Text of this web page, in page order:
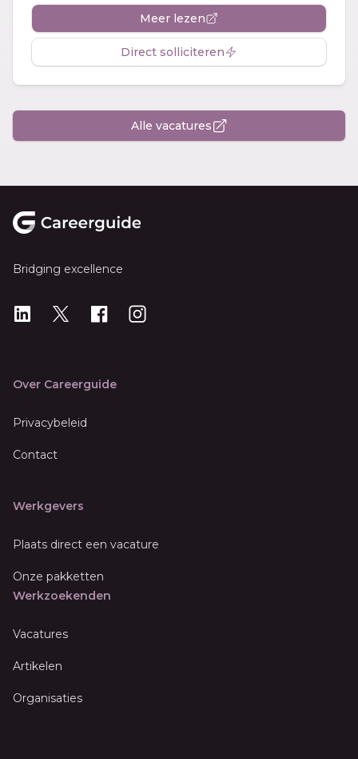
Meer lezen
Direct solliciteren
Alle vacatures
Bridging excellence
LinkedIn
X Instagram
Over Careerguide
Privacybeleid
Contact
Werkgevers
Plaats direct een vacature
Onze pakketten
Werkzoekenden
Vacatures
Artikelen
Organisaties